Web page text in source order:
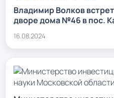
Владимир Волков
дворе дома №46 в пос.
16.08.2024